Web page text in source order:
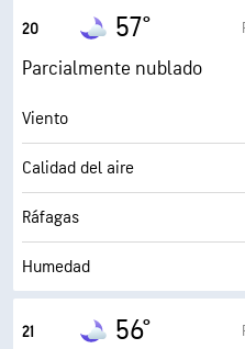
Punto de rocío
AccuLumen Brightness Index™
Nubosidad
Visibilidad
Techo de nubes
20 57°
Parcialmente nublado
Viento
Calidad del aire
Ráfagas
Humedad
Punto de rocío
21 56°